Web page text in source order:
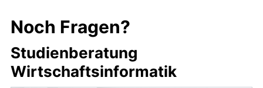
Noch Fragen?
Studienberatung
Wirtschaftsinformatik